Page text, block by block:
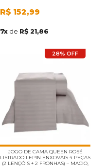
R$ 152,99
7x de R$ 21,86
28% OFF
JOGO DE CAMA QUEEN ROSÉ
LISTRADO LEPIN ENXOVAIS 4 PEÇAS
(2 LENÇÓIS + 2 FRONHAS) – MACIO,